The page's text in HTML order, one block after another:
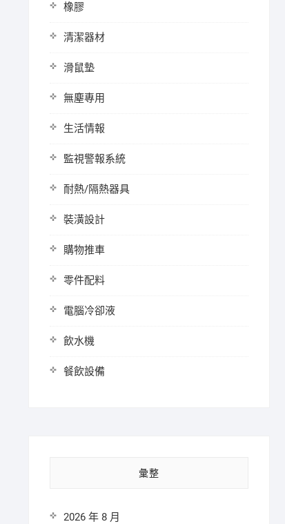
橡膠
清潔器材
滑鼠墊
無塵專用
生活情報
監視警報系統
耐熱/隔熱器具
裝潢設計
購物推車
零件配料
電腦冷卻液
飲水機
餐飲設備
彙整
2026 年 8 月